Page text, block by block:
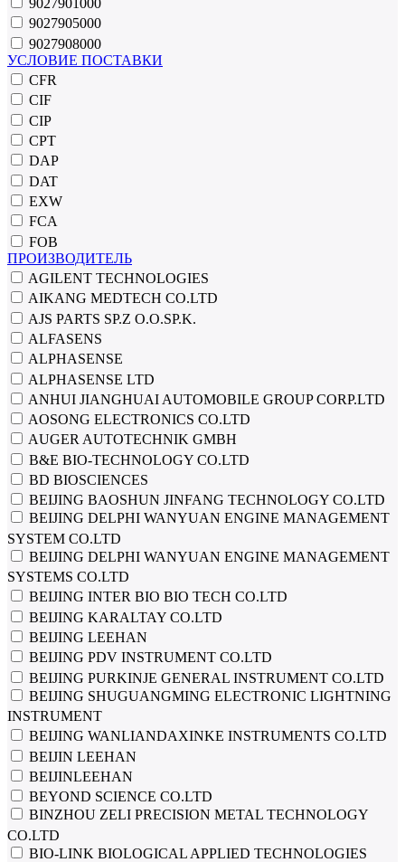
9027901000
9027905000
9027908000
УСЛОВИЕ ПОСТАВКИ
CFR
CIF
CIP
CPT
DAP
DAT
EXW
FCA
FOB
ПРОИЗВОДИТЕЛЬ
AGILENT TECHNOLOGIES
AIKANG MEDTECH CO.LTD
AJS PARTS SP.Z O.O.SP.K.
ALFASENS
ALPHASENSE
ALPHASENSE LTD
ANHUI JIANGHUAI AUTOMOBILE GROUP CORP.LTD
AOSONG ELECTRONICS CO.LTD
AUGER AUTOTECHNIK GMBH
B&E BIO-TECHNOLOGY CO.LTD
BD BIOSCIENCES
BEIJING BAOSHUN JINFANG TECHNOLOGY CO.LTD
BEIJING DELPHI WANYUAN ENGINE MANAGEMENT
SYSTEM CO.LTD
BEIJING DELPHI WANYUAN ENGINE MANAGEMENT
SYSTEMS CO.LTD
BEIJING INTER BIO BIO TECH CO.LTD
BEIJING KARALTAY CO.LTD
BEIJING LEEHAN
BEIJING PDV INSTRUMENT CO.LTD
BEIJING PURKINJE GENERAL INSTRUMENT CO.LTD
BEIJING SHUGUANGMING ELECTRONIC LIGHTNING
INSTRUMENT
BEIJING WANLIANDAXINKE INSTRUMENTS CO.LTD
BEIJIN LEEHAN
BEIJINLEEHAN
BEYOND SCIENCE CO.LTD
BINZHOU ZELI PRECISION METAL TECHNOLOGY
CO.LTD
BIO-LINK BIOLOGICAL APPLIED TECHNOLOGIES